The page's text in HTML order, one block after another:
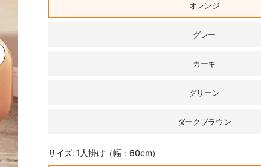
オレンジ
グレー
カーキ
グリーン
ダークブラウン
サイズ:1人掛け（幅：60cm）